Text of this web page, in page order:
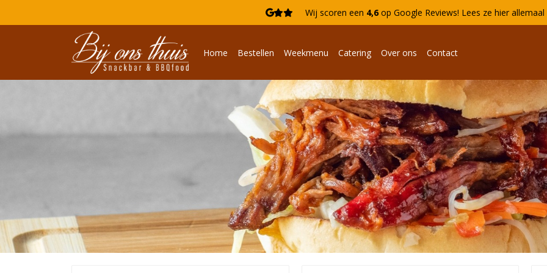
 Wij scoren een 4,6op Google Reviews! Lees ze hier
Home Bestellen Weekmenu Catering Over ons Contact